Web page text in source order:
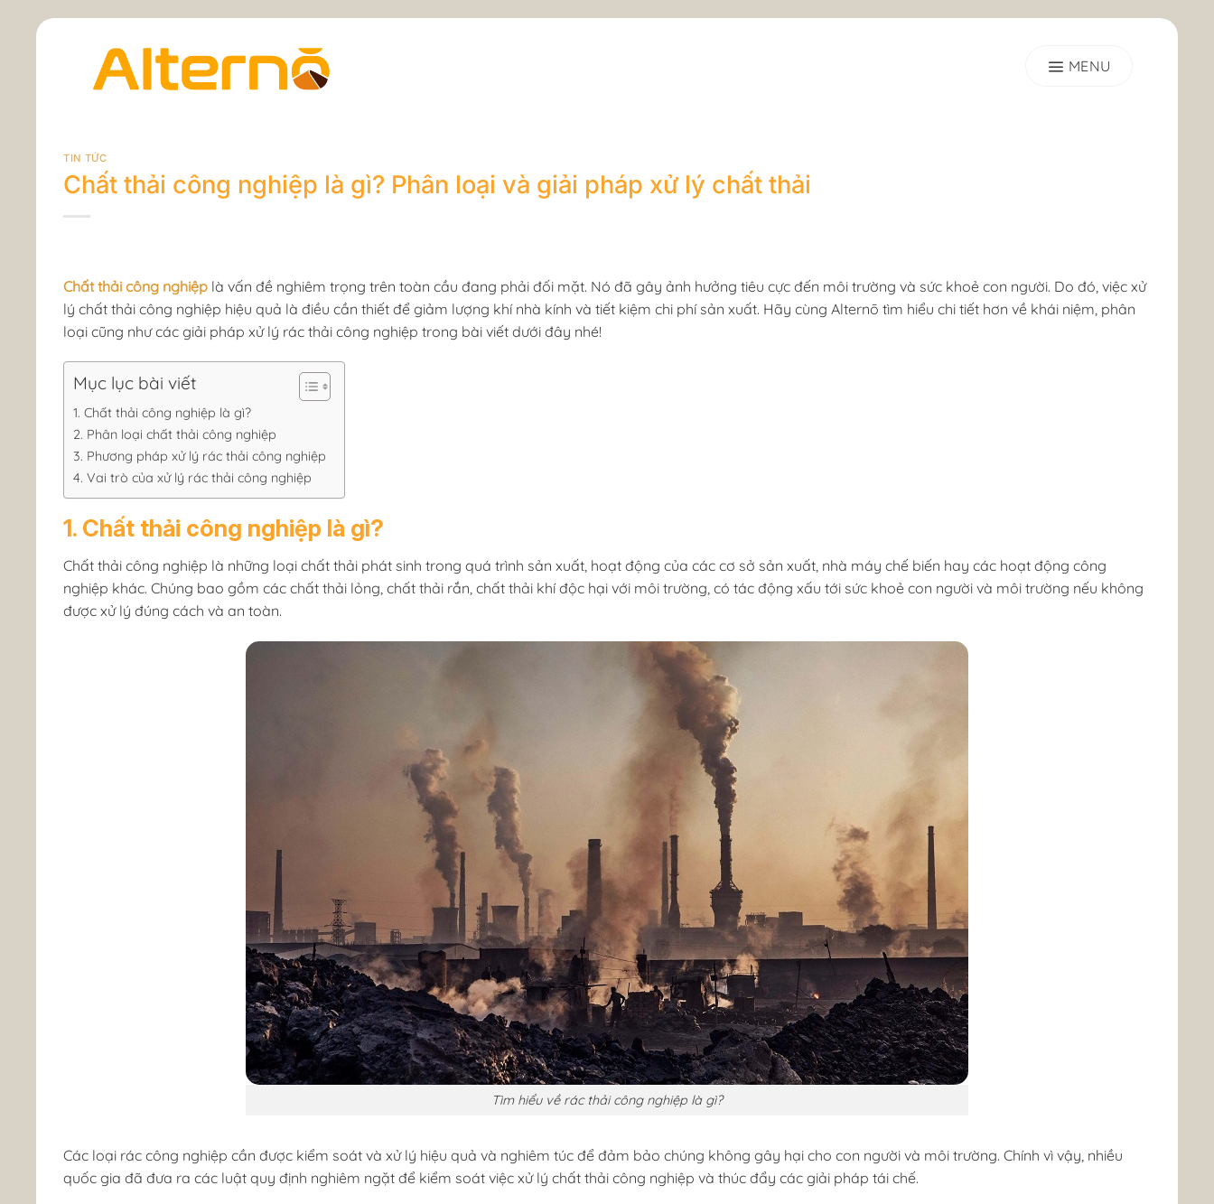
TIN TỨC
Chất thải công nghiệp là gì? Phân loại và giải pháp xử lý chất thải
Chất thải công nghiệp là vấn đề nghiêm trọng trên toàn cầu đang phải đối mặt. Nó đã gây ảnh hưởng tiêu cực đến môi trường và sức khoẻ con người. Do đó, việc xử
lý chất thải công nghiệp hiệu quả là điều cần thiết để giảm lượng khí nhà kính và tiết kiệm chi phí sản xuất. Hãy cùng Alternō tìm hiểu chi tiết hơn về khái niệm, phân
loại cũng như các giải pháp xử lý rác thải công nghiệp trong bài viết dưới đây nhé!
Mục lục bài viết
1. Chất thải công nghiệp là gì?
2. Phân loại chất thải công nghiệp
3. Phương pháp xử lý rác thải công nghiệp
4. Vai trò của xử lý rác thải công nghiệp
1. Chất thải công nghiệp là gì?
Chất thải công nghiệp là những loại chất thải phát sinh trong quá trình sản xuất, hoạt động của các cơ sở sản xuất, nhà máy chế biến hay các hoạt động công
nghiệp khác. Chúng bao gồm các chất thải lỏng, chất thải rắn, chất thải khí độc hại với môi trường, có tác động xấu tới sức khoẻ con người và môi trường nếu không
được xử lý đúng cách và an toàn.
Tìm hiểu về rác thải công nghiệp là gì?
Các loại rác công nghiệp cần được kiểm soát và xử lý hiệu quả và nghiêm túc để đảm bảo chúng không gây hại cho con người và môi trường. Chính vì vậy, nhiều
quốc gia đã đưa ra các luật quy định nghiêm ngặt để kiểm soát việc xử lý chất thải công nghiệp và thúc đẩy các giải pháp tái chế.